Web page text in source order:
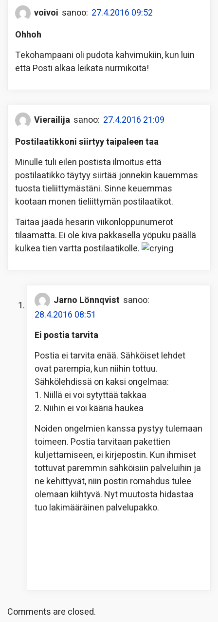
voivoi sanoo: 27.4.2016 09:52
Ohhoh
Tekohampaani oli pudota kahvimukiin, kun luin
että Posti alkaa leikata nurmikoita!
Vierailija sanoo: 27.4.2016 21:09
Postilaatikkoni siirtyy taipaleen taa
Minulle tuli eilen postista ilmoitus että
postilaatikko täytyy siirtää jonnekin kauemmas
tuosta tieliittymästäni. Sinne keuemmas
kootaan monen tieliittymän postilaatikot.
Taitaa jäädä hesarin viikonloppunumerot
tilaamatta. Ei ole kiva pakkasella yöpuku päällä
kulkea tien vartta postilaatikolle.
Jarno Lönnqvist sanoo:
28.4.2016 08:51
Ei postia tarvita
Postia ei tarvita enää. Sähköiset lehdet
ovat parempia, kun niihin tottuu.
Sähkölehdissä on kaksi ongelmaa:
1. Niillä ei voi sytyttää takkaa
2. Niihin ei voi kääriä haukea
Noiden ongelmien kanssa pystyy tulemaan
toimeen. Postia tarvitaan pakettien
kuljettamiseen, ei kirjepostin. Kun ihmiset
tottuvat paremmin sähköisiin palveluihin ja
ne kehittyvät, niin postin romahdus tulee
olemaan kiihtyvä. Nyt muutosta hidastaa
tuo lakimääräinen palvelupakko.
Comments are closed.